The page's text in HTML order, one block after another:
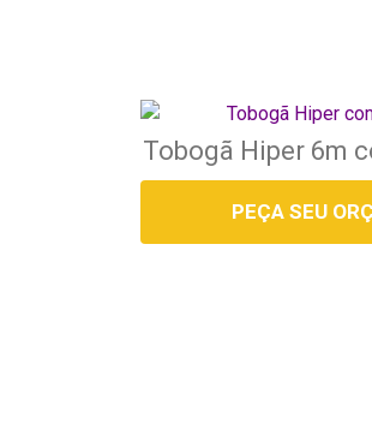
Tobogã Hiper 6m
PEÇA SEU